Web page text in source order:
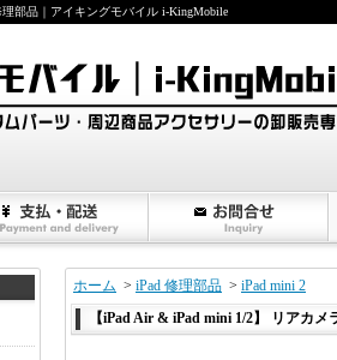
部品｜アイキングモバイル i-KingMobile
ホーム > iPad 修理部品 > iPad mini 2
【iPad Air & iPad mini 1/2】 リアカ